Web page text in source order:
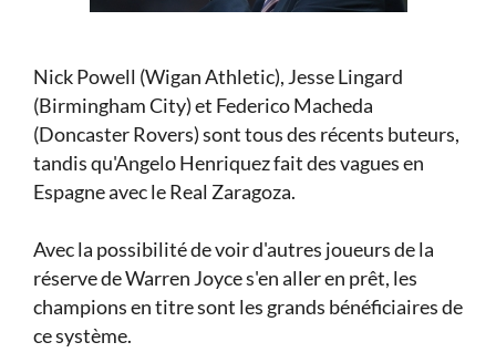
Nick Powell (Wigan Athletic), Jesse Lingard
(Birmingham City) et Federico Macheda
(Doncaster Rovers) sont tous des récents buteurs,
tandis qu'Angelo Henriquez fait des vagues en
Espagne avec le Real Zaragoza.
Avec la possibilité de voir d'autres joueurs de la
réserve de Warren Joyce s'en aller en prêt, les
champions en titre sont les grands bénéficiaires de
ce système.